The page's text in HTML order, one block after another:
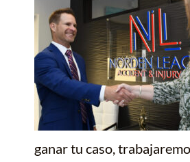
ganar tu caso,